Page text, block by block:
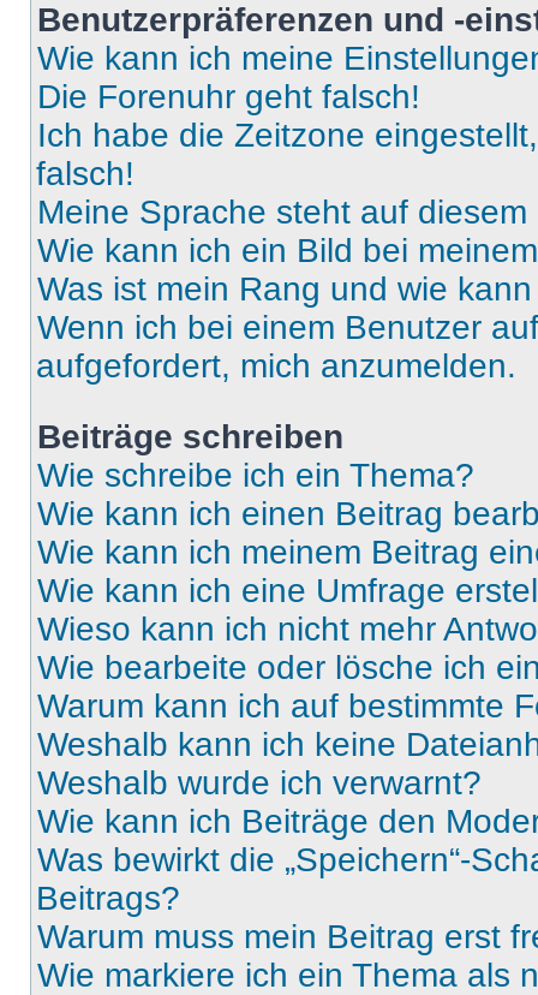
Benutzerpräferenzen und -
Wie kann ich meine
Die Forenuhr geht falsch!
Ich habe die Zeitzone
falsch!
Meine Sprache steht auf
Wie kann ich ein Bild bei
Was ist mein Rang und wie
Wenn ich bei einem Benutzer
aufgefordert, mich anzumelden.
Beiträge schreiben
Wie schreibe ich ein Thema?
Wie kann ich einen Beitrag
Wie kann ich meinem Beitrag
Wie kann ich eine Umfrage
Wieso kann ich nicht mehr
Wie bearbeite oder lösche ich
Warum kann ich auf bestimmte
Weshalb kann ich keine
Weshalb wurde ich verwarnt?
Wie kann ich Beiträge den
Was bewirkt die „Speichern“-
Beitrags?
Warum muss mein Beitrag erst
Wie markiere ich ein Thema als